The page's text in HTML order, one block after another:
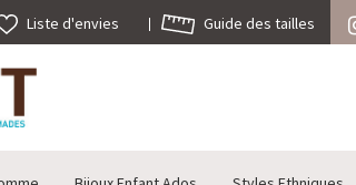
Liste d'envies Guide des tailles